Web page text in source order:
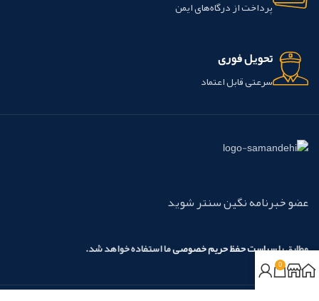
پرداخت از درگاه‌های ایمن
تحویل فوری
سرعتی قابل اعتماد
عضو خبرنامه نگین سنتر شوید
مطابق باسیاست حفظ حریم خصوصیما استفاده خواهد شد.
0